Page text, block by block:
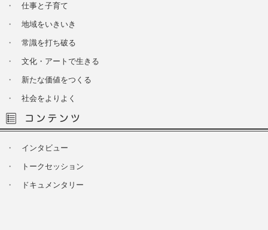
・ 仕事と子育て
・ 地域をいきいき
・ 常識を打ち破る
・ 文化・アートで生きる
・ 新たな価値をつくる
・ 社会をよりよく
・ インタビュー
・ トークセッション
・ ドキュメンタリー